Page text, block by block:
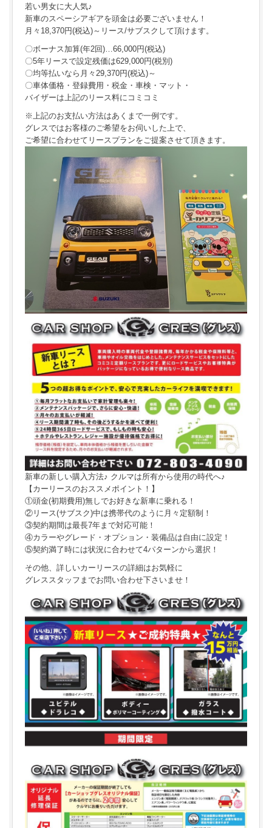
若い男女に大人気♪
新車のスペーシアギアを頭金は必要ございません！
月々18,370円(税込)～リース/サブスクして頂けます。
〇ボーナス加算(年2回)…66,000円(税込)
〇5年リースで設定残価は629,000円(税別)
〇均等払いなら月々29,370円(税込)～
〇車体価格・登録費用・税金・車検・マット・
バイザーは上記のリース料にコミコミ
※上記のお支払い方法はあくまで一例です。
グレスではお客様のご希望をお伺いした上で、
ご希望に合わせてリースプランをご提案させて頂きます。
新車の新しい購入方法♪ クルマは所有から使用の時代へ♪
【カーリースのおススメポイント！】
①頭金(初期費用)無しでお好きな新車に乗れる！
②リース(サブスク)中は携帯代のように月々定額制！
③契約期間は最長7年まで対応可能！
④カラーやグレード・オプション・装備品は自由に設定！
⑤契約満了時には状況に合わせて4パターンから選択！
その他、詳しいカーリースの詳細はお気軽に
グレススタッフまでお問い合わせ下さいませ！